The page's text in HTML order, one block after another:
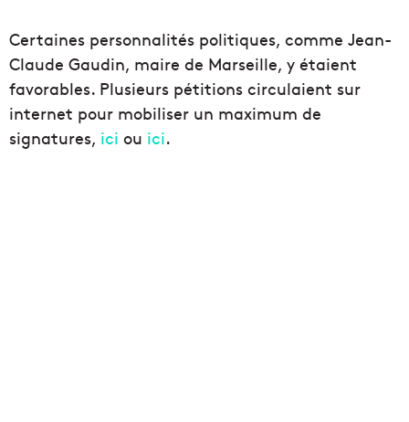
Certaines personnalités politiques, comme Jean-
Claude Gaudin, maire de Marseille, y étaient
favorables. Plusieurs pétitions circulaient sur
internet pour mobiliser un maximum de
signatures, ici ou ici.